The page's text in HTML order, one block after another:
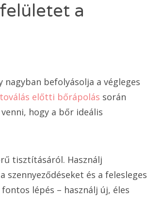
a
befolyásolja a végleges
előtti bőrápolás során
hogy a bőr ideális
tisztításáról. Használj
és a felesleges
lépés – használj új, éles